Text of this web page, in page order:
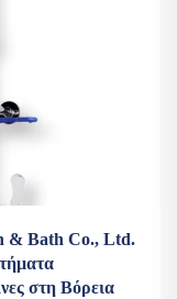
& Bath Co., Ltd.
στη Βόρεια